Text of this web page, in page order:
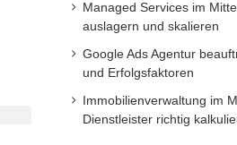
Managed Services im
auslagern und skalieren
Google Ads Agentur
und Erfolgsfaktoren
Immobilienverwaltung im
Dienstleister richtig